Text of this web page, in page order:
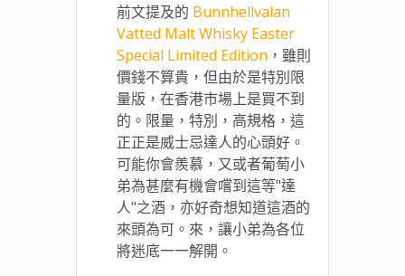
前文提及的 Bunnhellvalan
Vatted Malt Whisky Easter
Special Limited Edition ，雖則
價錢不算貴，但由於是特別限
量版，在香港市場上是買不到
的。限量，特別，高規格，這
正正是威士忌達人的心頭好。
可能你會羨慕，又或者葡萄小
弟為甚麼有機會嚐到這等"達
人"之酒，亦好奇想知道這酒的
來頭為可。來，讓小弟為各位
將迷底一一解開。